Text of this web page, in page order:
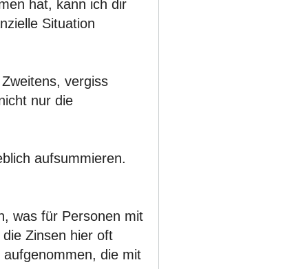
hat, kann ich dir
Situation
vergiss
nur die
aufsummieren.
was für Personen mit
Zinsen hier oft
die mit